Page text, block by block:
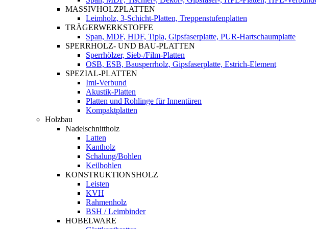
MASSIVHOLZPLATTEN
Leimholz, 3-Schicht-Platten, Treppenstufenplatten
TRÄGERWERKSTOFFE
Span, MDF, HDF, Tipla, Gipsfaserplatte, PUR-Hartschaumplatte
SPERRHOLZ- UND BAU-PLATTEN
Sperrhölzer, Sieb-/Film-Platten
OSB, ESB, Bausperrholz, Gipsfaserplatte, Estrich-Element
SPEZIAL-PLATTEN
Imi-Verbund
Akustik-Platten
Platten und Rohlinge für Innentüren
Kompaktplatten
Holzbau
Nadelschnittholz
Latten
Kantholz
Schalung/Bohlen
Keilbohlen
KONSTRUKTIONSHOLZ
Leisten
KVH
Rahmenholz
BSH / Leimbinder
HOBELWARE